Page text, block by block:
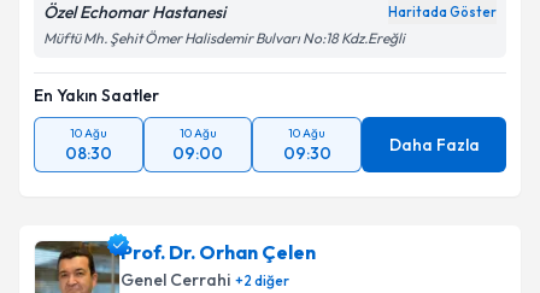
Özel Echomar Hastanesi Haritada Göster
Müftü Mh. Şehit Ömer Halisdemir Bulvarı No:18 Kdz.Ereğli
En Yakın Saatler
10 Ağu
08:30
10 Ağu
09:00
10 Ağu
09:30 Daha Fazla
Prof. Dr. Orhan Çelen
Genel Cerrahi +2 diğer